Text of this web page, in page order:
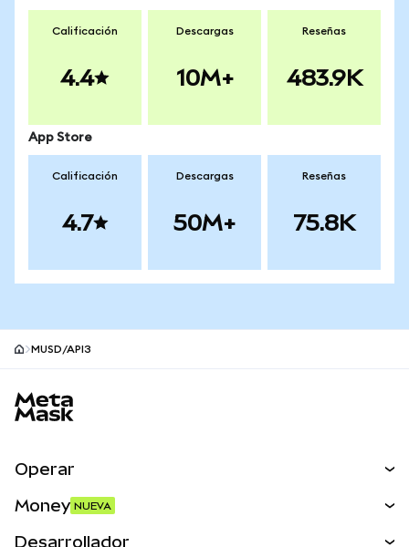
Calificación
4.4
Descargas
10M+
Reseñas
483.9K
App Store
Calificación
4.7
Descargas
50M+
Reseñas
75.8K
MUSD/API3
Operar
Money NUEVA
Desarrollador